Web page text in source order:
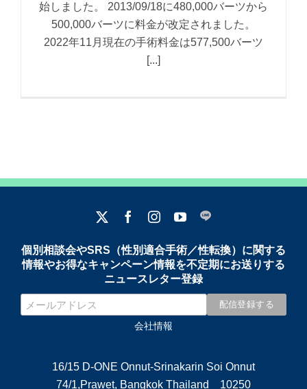
始しました。 2013/09/18に480,000バーツから
500,000バーツに料金が改定されました。
2022年11月現在の手術料金は577,500バーツ
[...]
個別相談会やSRS（性別適合手術／性転換）に関する
情報やお得なキャンペーン情報を不定期にお送りする
ニュースレター登録
会社情報
16/15 D-ONE Onnut-Srinakarin Soi Onnut
74/1,Prawet, Bangkok Thailand 10250